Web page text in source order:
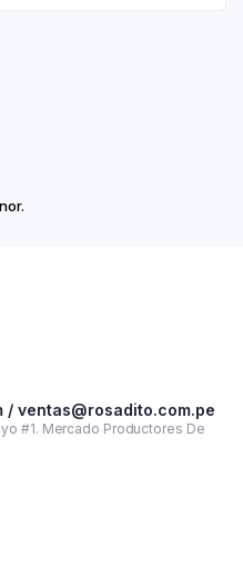
ventas@rosadito.com.pe
#1. Mercado Productores De